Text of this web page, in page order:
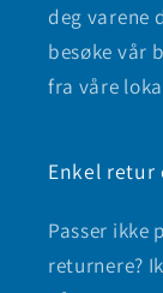
deg varene
besøke vår
fra våre
Enkel retur
Passer ikke
returnere?